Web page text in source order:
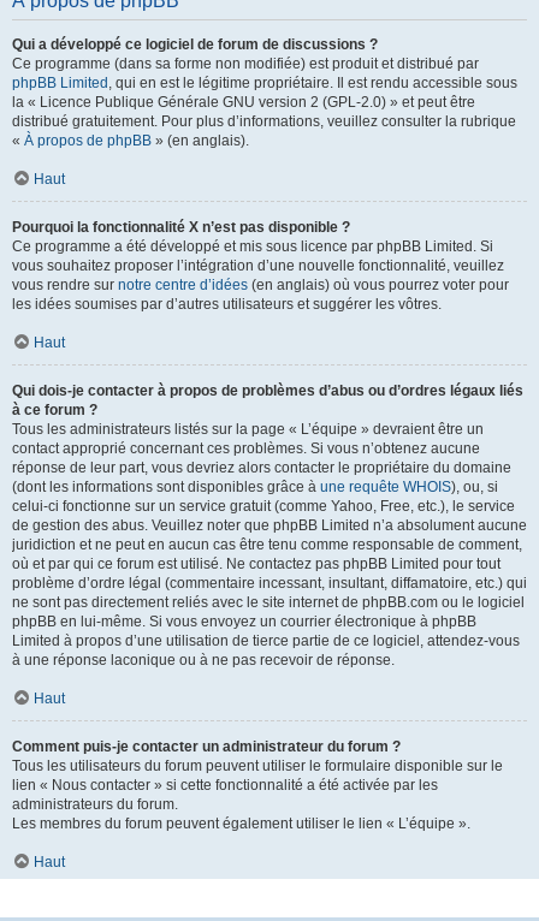
Qui a développé ce logiciel de forum de discussions ?
Ce programme (dans sa forme non modifiée) est produit et distribué par
phpBB Limited , qui en est le légitime propriétaire. Il est rendu accessible sous
la « Licence Publique Générale GNU version 2 (GPL-2.0) » et peut être
distribué gratuitement. Pour plus d’informations, veuillez consulter la rubrique
« À propos de phpBB » (en anglais).
Haut
Pourquoi la fonctionnalité X n’est pas disponible ?
Ce programme a été développé et mis sous licence par phpBB Limited. Si
vous souhaitez proposer l’intégration d’une nouvelle fonctionnalité, veuillez
vous rendre sur notre centre d’idées (en anglais) où vous pourrez voter pour
les idées soumises par d’autres utilisateurs et suggérer les vôtres.
Haut
Qui dois-je contacter à propos de problèmes d’abus ou d’ordres légaux liés
à ce forum ?
Tous les administrateurs listés sur la page « L’équipe » devraient être un
contact approprié concernant ces problèmes. Si vous n’obtenez aucune
réponse de leur part, vous devriez alors contacter le propriétaire du domaine
(dont les informations sont disponibles grâce à une requête WHOIS), ou, si
celui-ci fonctionne sur un service gratuit (comme Yahoo, Free, etc.), le service
de gestion des abus. Veuillez noter que phpBB Limited n’a absolument aucune
juridiction et ne peut en aucun cas être tenu comme responsable de comment,
où et par qui ce forum est utilisé. Ne contactez pas phpBB Limited pour tout
problème d’ordre légal (commentaire incessant, insultant, diffamatoire, etc.) qui
ne sont pas directement reliés avec le site internet de phpBB.com ou le logiciel
phpBB en lui-même. Si vous envoyez un courrier électronique à phpBB
Limited à propos d’une utilisation de tierce partie de ce logiciel, attendez-vous
à une réponse laconique ou à ne pas recevoir de réponse.
Haut
Comment puis-je contacter un administrateur du forum ?
Tous les utilisateurs du forum peuvent utiliser le formulaire disponible sur le
lien « Nous contacter » si cette fonctionnalité a été activée par les
administrateurs du forum.
Les membres du forum peuvent également utiliser le lien « L’équipe ».
Haut